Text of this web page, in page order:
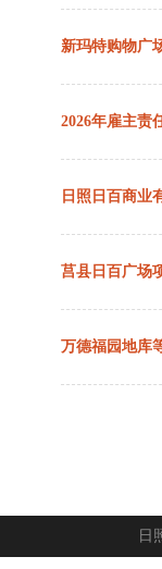
新玛特购物广
2026年雇主责
日照日百商业
莒县日百广场
万德福园地库
日